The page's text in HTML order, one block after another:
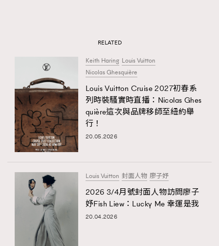
RELATED
Keith Haring Louis Vuitton
Nicolas Ghesquière
Louis Vuitton Cruise 2027初春系
列時裝騷實時直播：Nicolas Ghes
quière這次與品牌移師至紐約舉
行！
20.05.2026
Louis Vuitton 封面人物 廖子妤
2026 3/4月號封面人物訪問廖子
妤Fish Liew：Lucky Me 幸運是我
20.04.2026